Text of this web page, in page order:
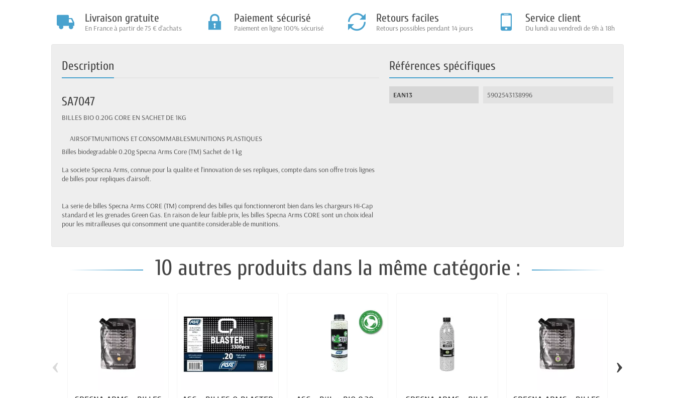
Livraison gratuite
En France à partir de 75 € d'achats
Paiement sécurisé
Paiement en ligne 100% sécurisé
Retours faciles
Retours possibles pendant 14 jours
Service client
Du lundi au vendredi de 9h à 18h
Description
SA7047
BILLES BIO 0.20G CORE EN SACHET DE 1KG
AIRSOFTMUNITIONS ET CONSOMMABLESMUNITIONS PLASTIQUES
Billes biodegradable 0.20g Specna Arms Core (TM) Sachet de 1 kg
La societe Specna Arms, connue pour la qualite et l'innovation de ses repliques, compte dans son offre trois lignes
de billes pour repliques d'airsoft.
La serie de billes Specna Arms CORE (TM) comprend des billes qui fonctionneront bien dans les chargeurs Hi-Cap
standard et les grenades Green Gas. En raison de leur faible prix, les billes Specna Arms CORE sont un choix ideal
pour les mitrailleuses qui consomment une quantite considerable de munitions.
Références spécifiques
EAN13 5902543138996
10 autres produits dans la même catégorie :
‹ ›